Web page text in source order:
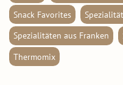
Snack Favorites
Spezialitäten aus Franken
Thermomix